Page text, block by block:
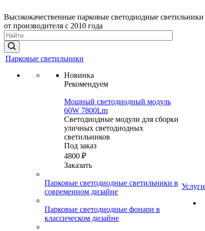
Высококачественные парковые светодиодные светильники
от производителя с 2010 года
Парковые светильники
Новинка
Рекомендуем
Мощный светодиодный модуль
60W 7800Lm
Светодиодные модули для сборки
уличных светодиодных
светильников
Под заказ
4800 ₽
Заказать
Парковые светодиодные светильники в
современном дизайне
Парковые светодиодные фонари в
классическом дизайне
Услуги